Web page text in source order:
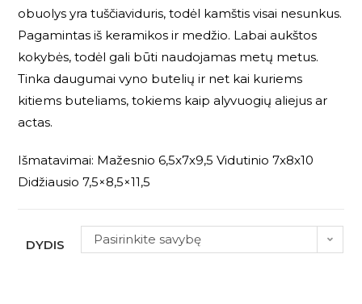
obuolys yra tuščiaviduris, todėl kamštis visai nesunkus.
Pagamintas iš keramikos ir medžio. Labai aukštos
kokybės, todėl gali būti naudojamas metų metus.
Tinka daugumai vyno butelių ir net kai kuriems
kitiems buteliams, tokiems kaip alyvuogių aliejus ar
actas.
Išmatavimai: Mažesnio 6,5x7x9,5 Vidutinio 7x8x10
Didžiausio 7,5×8,5×11,5
DYDIS Pasirinkite savybę